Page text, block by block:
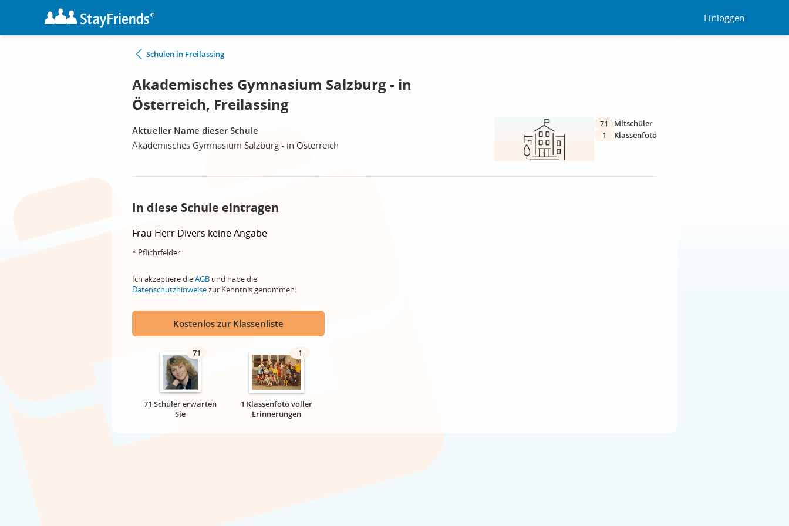
Einloggen
Schulen in Freilassing
Akademisches Gymnasium Salzburg - in
Österreich, Freilassing
Aktueller Name dieser Schule
Akademisches Gymnasium Salzburg - in Österreich
71
Mitschüler
1
Klassenfoto
In diese Schule eintragen
Frau Herr Divers keine Angabe
* Pflichtfelder
Ich akzeptiere dieAGB und habe die
Datenschutzhinweisezur Kenntnis genommen.
Kostenlos zur Klassenliste
71
71 Schüler erwarten
Sie
1
1 Klassenfoto voller
Erinnerungen